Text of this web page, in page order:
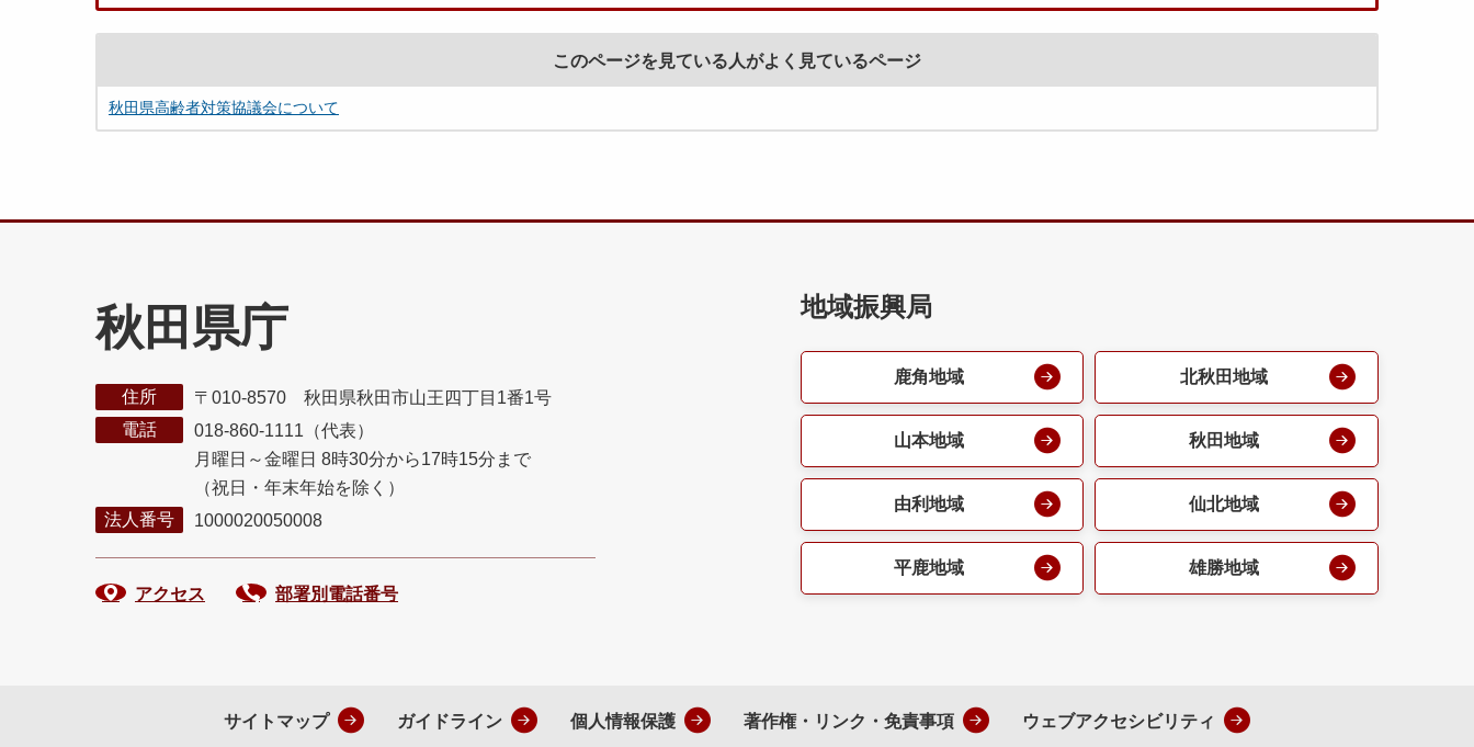
このページを見ている人がよく見ているページ
秋田県高齢者対策協議会について
秋田県庁
住所
〒010-8570 秋田県秋田市山王四丁目1番1号
電話
018-860-1111（代表）
月曜日～金曜日 8時30分から17時15分まで
（祝日・年末年始を除く）
法人番号
1000020050008
アクセス 部署別電話番号
地域振興局
鹿角地域 北秋田地域
山本地域 秋田地域
由利地域 仙北地域
平鹿地域 雄勝地域
サイトマップ ガイドライン 個人情報保護 著作権・リンク・免責事項 ウェブアクセシビリティ